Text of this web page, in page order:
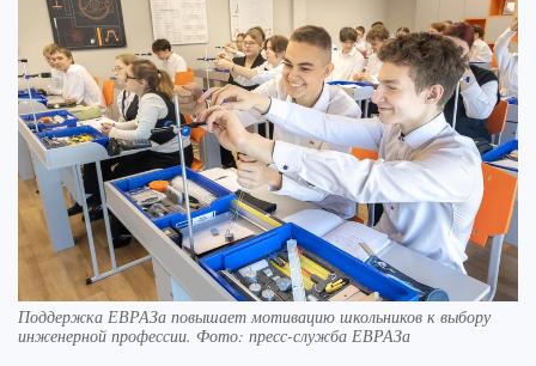
Поддержка ЕВРАЗа повышает мотивацию школьников к выбору
инженерной профессии. Фото: пресс-служба ЕВРАЗа